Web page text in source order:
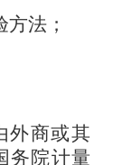
法；
外商或其
务院计量